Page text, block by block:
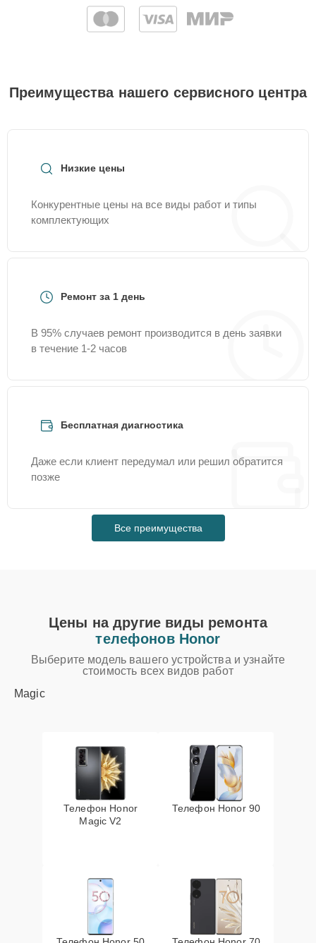
Преимущества нашего сервисного центра
Низкие цены
Конкурентные цены на все виды работ и типы
комплектующих
Ремонт за 1 день
В 95% случаев ремонт производится в день заявки
в течение 1-2 часов
Бесплатная диагностика
Даже если клиент передумал или решил обратится
позже
Все преимущества
Цены на другие виды ремонта
телефонов Honor
Выберите модель вашего устройства и узнайте
стоимость всех видов работ
Magic
Телефон Honor
Magic V2
Телефон Honor 90